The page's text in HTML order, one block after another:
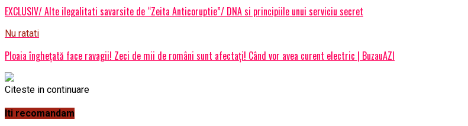
EXCLUSIV/ Alte ilegalitati savarsite de “Zeita Anticoruptie”/ DNA si principiile unui serviciu secret
Nu ratati
Ploaia înghețată face ravagii! Zeci de mii de români sunt afectați! Când vor avea curent electric | BuzauAZI
Citeste in continuare
Iti recomandam